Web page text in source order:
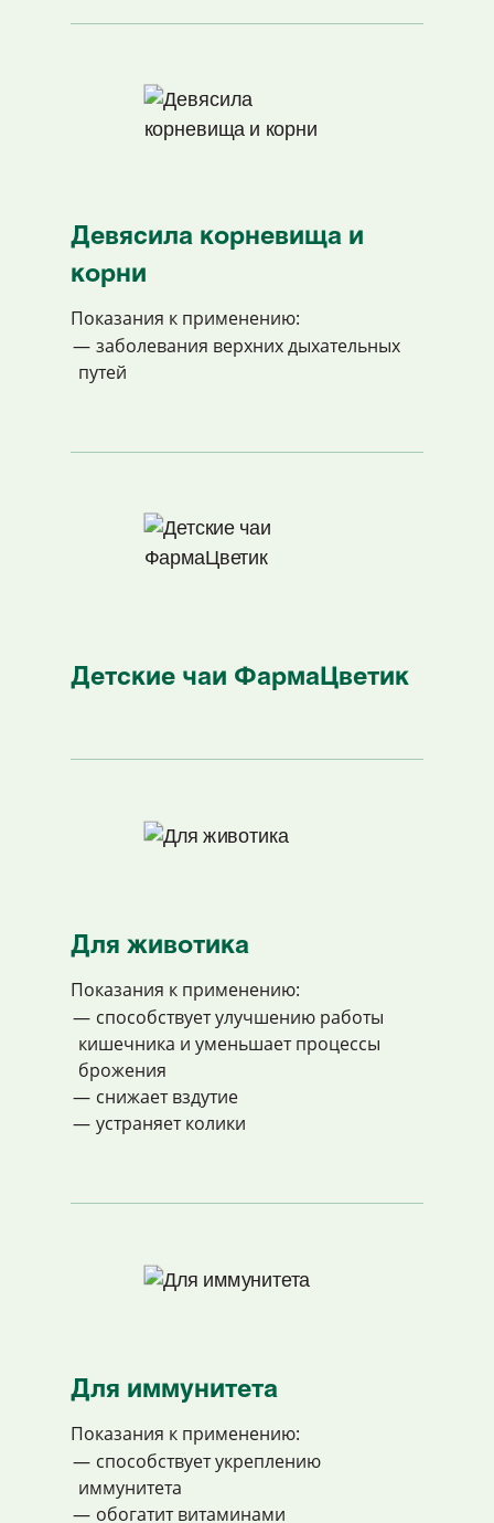
Девясила корневища и
корни
Показания к применению:
заболевания верхних дыхательных
путей
Детские чаи ФармаЦветик
Для животика
Показания к применению:
cпособствует улучшению работы
кишечника и уменьшает процессы
брожения
cнижает вздутие
устраняет колики
Для иммунитета
Показания к применению:
способствует укреплению
иммунитета
обогатит витаминами